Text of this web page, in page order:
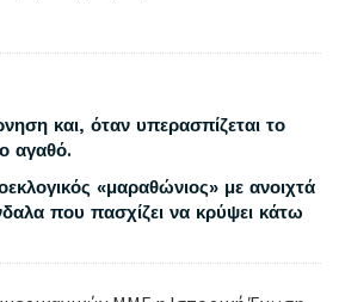
και, όταν υπερασπίζεται το
αγαθό.
«μαραθώνιος» με ανοιχτά
που πασχίζει να κρύψει κάτω